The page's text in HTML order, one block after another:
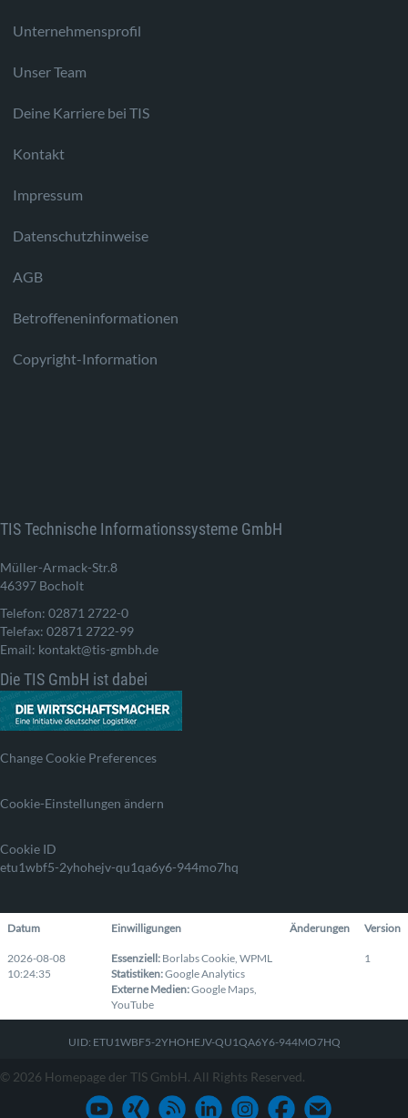
Unternehmensprofil
Unser Team
Deine Karriere bei TIS
Kontakt
Impressum
Datenschutzhinweise
AGB
Betroffeneninformationen
Copyright-Information
TIS Technische Informationssysteme GmbH
Müller-Armack-Str.8
46397 Bocholt
Telefon: 02871 2722-0
Telefax: 02871 2722-99
Email: kontakt@tis-gmbh.de
Die TIS GmbH ist dabei
Change Cookie Preferences
Cookie-Einstellungen ändern
Cookie ID
etu1wbf5-2yhohejv-qu1qa6y6-944mo7hq
Datum Einwilligungen Änderungen Version
2026-08-08
10:24:35
Essenziell: Borlabs Cookie, WPML
Statistiken:Google Analytics
Externe Medien:Google Maps,
YouTube
1
UID: ETU1WBF5-2YHOHEJV-QU1QA6Y6-944MO7HQ
© 2026 Homepage der TIS GmbH. All Rights Reserved.